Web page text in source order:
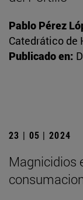
Pablo Pérez
Catedrático de
Publicado en:
23 | 05 | 2024
Magnicidios